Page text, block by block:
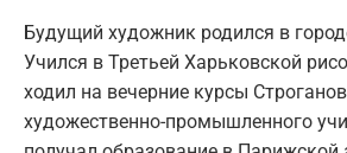
Будущий художник родился в
Учился в Третьей Харьковской
ходил на вечерние курсы
художественно-промышленного